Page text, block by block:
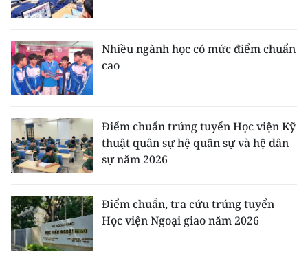
Nhiều ngành học có mức điểm chuẩn
cao
Điểm chuẩn trúng tuyển Học viện Kỹ
thuật quân sự hệ quân sự và hệ dân
sự năm 2026
Điểm chuẩn, tra cứu trúng tuyển
Học viện Ngoại giao năm 2026